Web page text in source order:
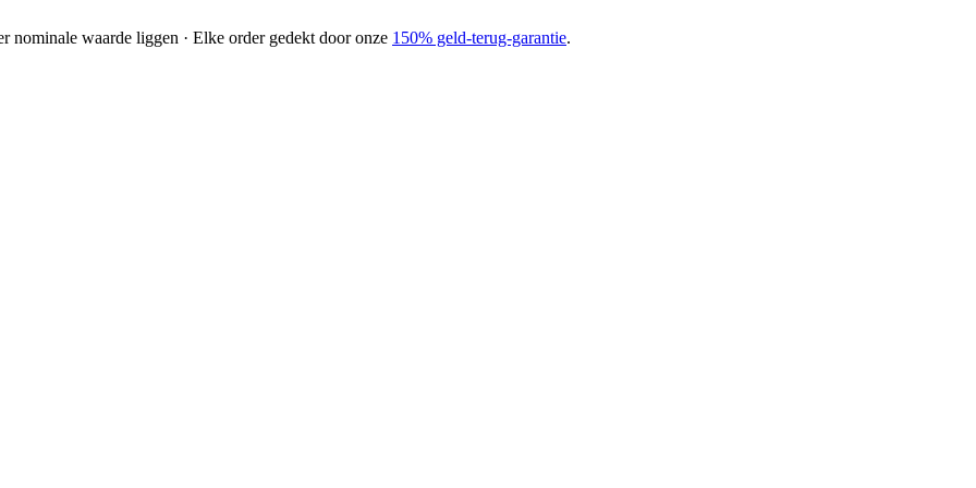
nominale waarde liggen · Elke order gedekt door onze 150% geld-terug-garantie.